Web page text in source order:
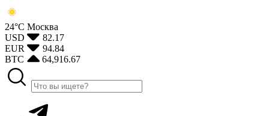
24°С Москва
USD
82.17
EUR
94.84
BTC
64,916.67